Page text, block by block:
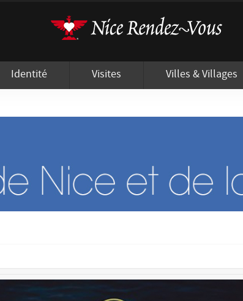
Identité Visites Villes & Villages